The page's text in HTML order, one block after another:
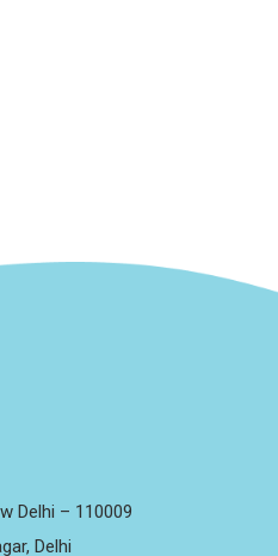
Delhi – 110009
Delhi